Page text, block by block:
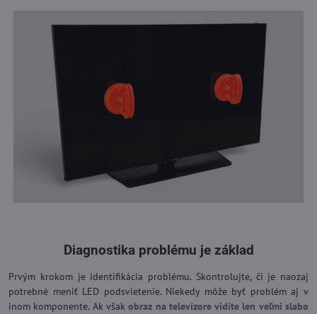
Diagnostika problému je základ
Prvým krokom je identifikácia problému. Skontrolujte, či je naozaj
potrebné meniť LED podsvietenie. Niekedy môže byť problém aj v
inom komponente. Ak všakobraz na televízore vidíte len veľmi slabo